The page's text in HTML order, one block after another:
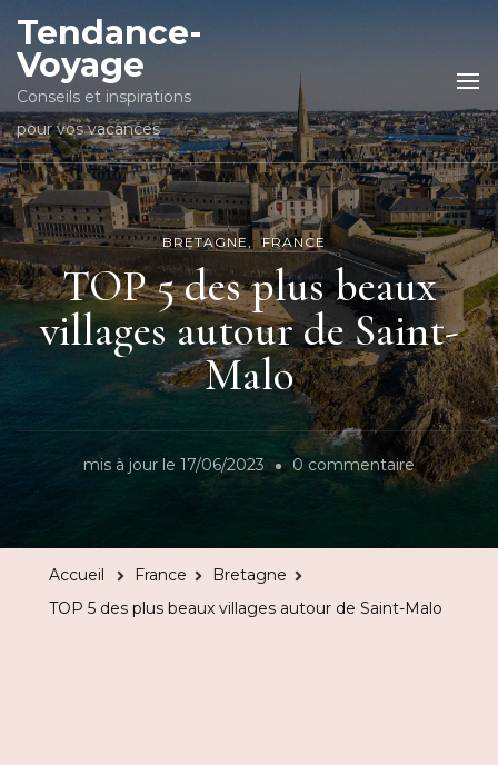
Tendance-
Voyage
Conseils et inspirations
pour vos vacances
BRETAGNE FRANCE
TOP 5 des plus beaux
villages autour de Saint-
Malo
mis à jour le 17/06/2023 0 commentairesur
TOP
Accueil France
Bretagne
TOP 5 des plus beaux villages autour de Saint-Malo